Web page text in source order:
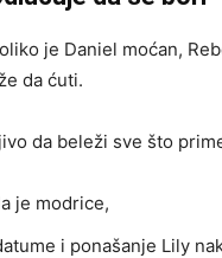
je Daniel moćan,
da ćuti.
da beleži sve što
je modrice,
i ponašanje Lily